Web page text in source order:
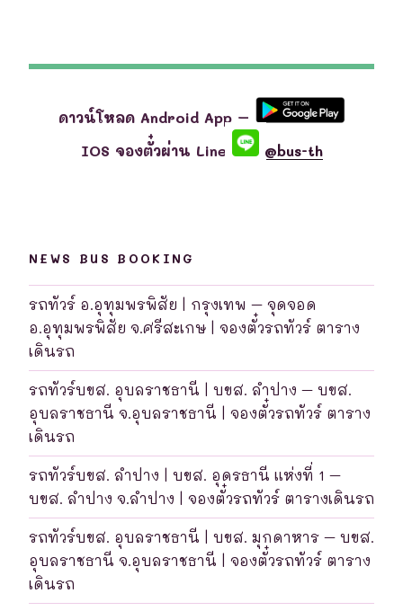
ดาวน์โหลด Android App –
IOS จองตั๋วผ่าน Line
@bus-th
NEWS BUS BOOKING
รถทัวร์ อ.อุทุมพรพิสัย | กรุงเทพ – จุดจอด
อ.อุทุมพรพิสัย จ.ศรีสะเกษ | จองตั๋วรถทัวร์ ตาราง
เดินรถ
รถทัวร์บขส. อุบลราชธานี | บขส. ลำปาง – บขส.
อุบลราชธานี จ.อุบลราชธานี | จองตั๋วรถทัวร์ ตาราง
เดินรถ
รถทัวร์บขส. ลำปาง | บขส. อุดรธานี แห่งที่ 1 –
บขส. ลำปาง จ.ลำปาง | จองตั๋วรถทัวร์ ตารางเดินรถ
รถทัวร์บขส. อุบลราชธานี | บขส. มุกดาหาร – บขส.
อุบลราชธานี จ.อุบลราชธานี | จองตั๋วรถทัวร์ ตาราง
เดินรถ